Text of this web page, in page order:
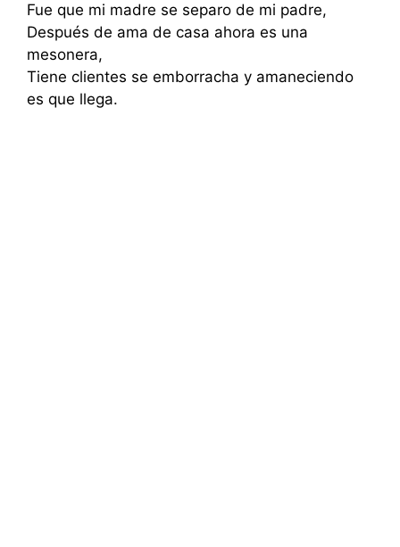
Fue que mi madre se separo de mi padre,
Después de ama de casa ahora es una
mesonera,
Tiene clientes se emborracha y amaneciendo
es que llega.